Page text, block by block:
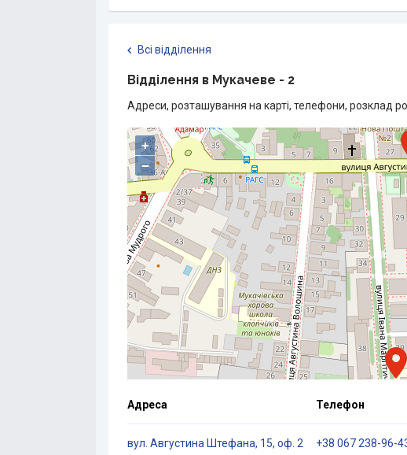
Всі відділення
Відділення в Мукачеве - 2
Адреси, розташування на карті, телефони, розклад
+
−
Адреса Телефон
вул. Августина Штефана, 15, оф. 2 +38 067 238-96-